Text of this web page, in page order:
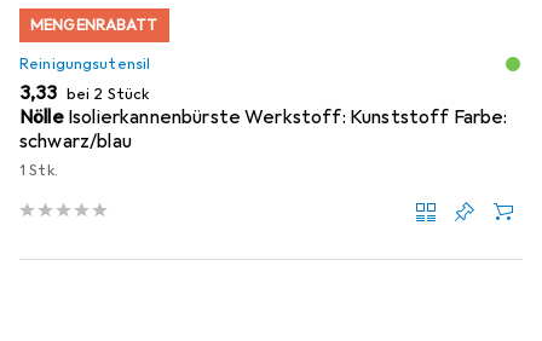
MENGENRABATT
Reinigungsutensil
EUR
3,33 bei 2 Stück
Nölle Isolierkannenbürste Werkstoff: Kunststoff Farbe:
schwarz/blau
1 Stk.